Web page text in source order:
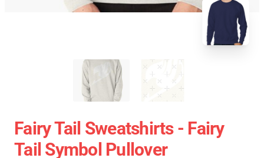
Fairy Tail Sweatshirts - Fairy
Tail Symbol Pullover